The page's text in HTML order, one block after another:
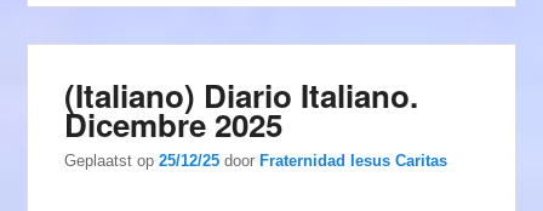
(Italiano) Diario Italiano.
Dicembre 2025
Geplaatst op25/12/25 door Fraternidad Iesus Caritas